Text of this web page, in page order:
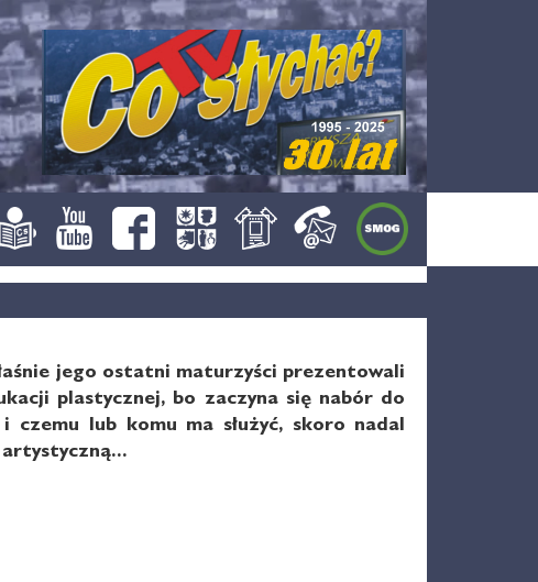
jego ostatni maturzyści prezentowali
plastycznej, bo zaczyna się nabór do
czemu lub komu ma służyć, skoro nadal